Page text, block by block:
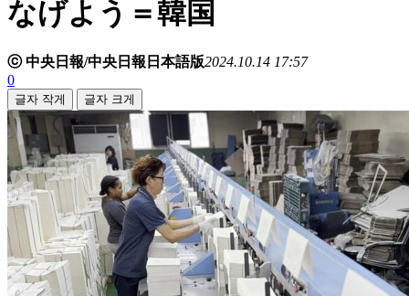
なげよう＝韓国
ⓒ 中央日報/中央日報日本語版2024.10.14 17:57
0
글자 작게 글자 크게